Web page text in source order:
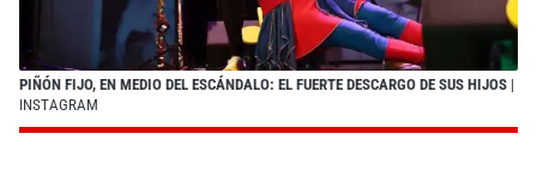
PIÑÓN FIJO, EN MEDIO DEL ESCÁNDALO: EL FUERTE DESCARGO DE SUS HIJOS |
INSTAGRAM